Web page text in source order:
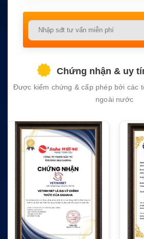
Chứng nhận & uy
Được kiểm chứng & cấp phép bởi các
ngoài nước